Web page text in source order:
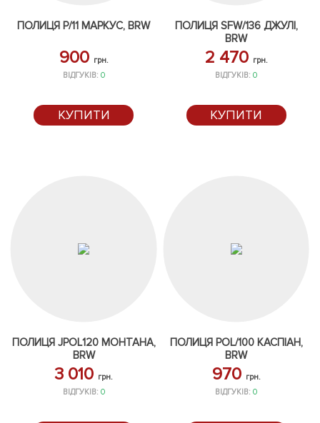
ПОЛИЦЯ P/11 МАРКУС, BRW
900 грн.
ВІДГУКІВ: 0
КУПИТИ
ПОЛИЦЯ SFW/136 ДЖУЛІ,
BRW
2 470 грн.
ВІДГУКІВ:0
КУПИТИ
ПОЛИЦЯ JPOL120 МОНТАНА,
BRW
3 010 грн.
ВІДГУКІВ: 0
ПОЛИЦЯ POL/100 КАСПІАН,
BRW
970 грн.
ВІДГУКІВ:0